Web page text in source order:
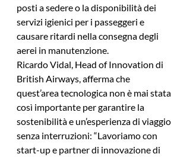
posti a sedere o la disponibilità dei
servizi igienici per i passeggeri e
causare ritardi nella consegna degli
aerei in manutenzione.
Ricardo Vidal, Head of Innovation di
British Airways, afferma che
quest’area tecnologica non è mai stata
così importante per garantire la
sostenibilità e un’esperienza di viaggio
senza interruzioni: “Lavoriamo con
start-up e partner di innovazione di